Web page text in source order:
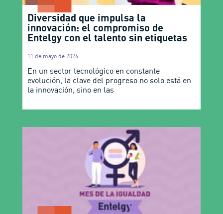
Diversidad que impulsa la
innovación: el compromiso de
Entelgy con el talento sin etiquetas
11 de mayo de 2026
En un sector tecnológico en constante
evolución, la clave del progreso no solo está en
la innovación, sino en las